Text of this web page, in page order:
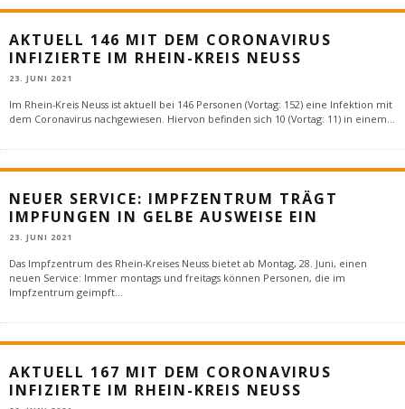
AKTUELL 146 MIT DEM CORONAVIRUS
INFIZIERTE IM RHEIN-KREIS NEUSS
23. JUNI 2021
Im Rhein-Kreis Neuss ist aktuell bei 146 Personen (Vortag: 152) eine Infektion mit
dem Coronavirus nachgewiesen. Hiervon befinden sich 10 (Vortag: 11) in einem...
NEUER SERVICE: IMPFZENTRUM TRÄGT
IMPFUNGEN IN GELBE AUSWEISE EIN
23. JUNI 2021
Das Impfzentrum des Rhein-Kreises Neuss bietet ab Montag, 28. Juni, einen
neuen Service: Immer montags und freitags können Personen, die im
Impfzentrum geimpft...
AKTUELL 167 MIT DEM CORONAVIRUS
INFIZIERTE IM RHEIN-KREIS NEUSS